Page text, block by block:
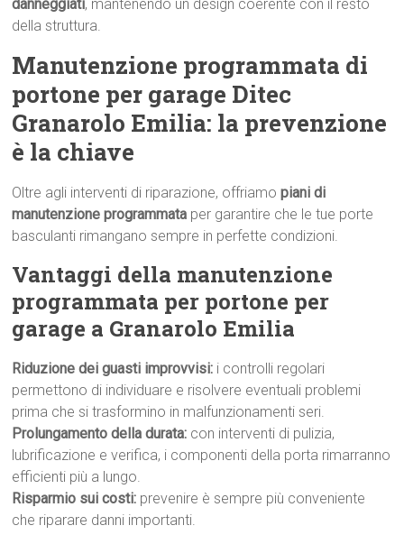
danneggiati, mantenendo un design coerente con il resto
della struttura.
Manutenzione programmata di
portone per garage Ditec
Granarolo Emilia: la prevenzione
è la chiave
Oltre agli interventi di riparazione, offriamopiani di
manutenzione programmata per garantire che le tue porte
basculanti rimangano sempre in perfette condizioni.
Vantaggi della manutenzione
programmata per portone per
garage a Granarolo Emilia
Riduzione dei guasti improvvisi: i controlli regolari
permettono di individuare e risolvere eventuali problemi
prima che si trasformino in malfunzionamenti seri.
Prolungamento della durata: con interventi di pulizia,
lubrificazione e verifica, i componenti della porta rimarranno
efficienti più a lungo.
Risparmio sui costi: prevenire è sempre più conveniente
che riparare danni importanti.